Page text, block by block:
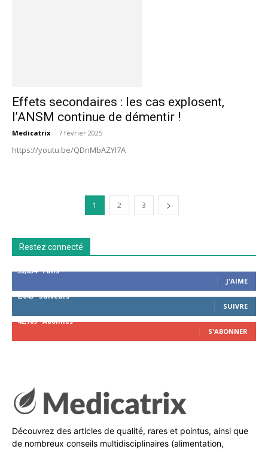
Effets secondaires : les cas explosent,
l’ANSM continue de démentir !
Medicatrix - 7 février 2025
https://youtu.be/QDnMbAZYI7A
1 2 3
Restez connecté
53,654
Fans
J'AIME
2,043 Suiveurs
SUIVRE
42,789 Abonnés
S'ABONNER
Découvrez des articles de qualité, rares et pointus, ainsi que
de nombreux conseils multidisciplinaires (alimentation,